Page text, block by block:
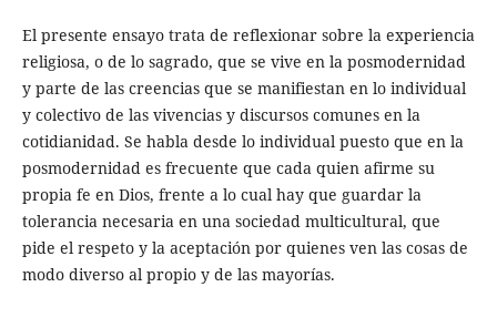
El presente ensayo trata de reflexionar sobre la experiencia
religiosa, o de lo sagrado, que se vive en la posmodernidad
y parte de las creencias que se manifiestan en lo individual
y colectivo de las vivencias y discursos comunes en la
cotidianidad. Se habla desde lo individual puesto que en la
posmodernidad es frecuente que cada quien afirme su
propia fe en Dios, frente a lo cual hay que guardar la
tolerancia necesaria en una sociedad multicultural, que
pide el respeto y la aceptación por quienes ven las cosas de
modo diverso al propio y de las mayorías.